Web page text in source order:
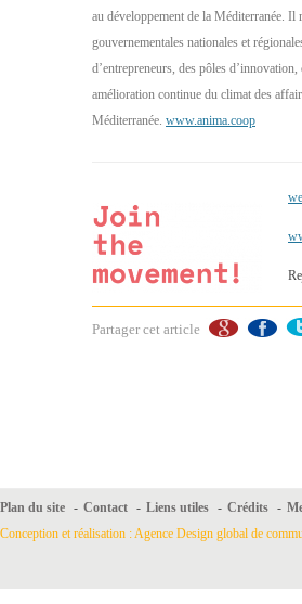
au développement de la Méditerranée. Il
gouvernementales nationales et
d’entrepreneurs, des pôles
amélioration continue du climat des
Méditerranée. www.anima.coop
Partager cet article
Plan du site - Contact - Liens utiles - Crédits -
Conception et réalisation : Agence Design global de